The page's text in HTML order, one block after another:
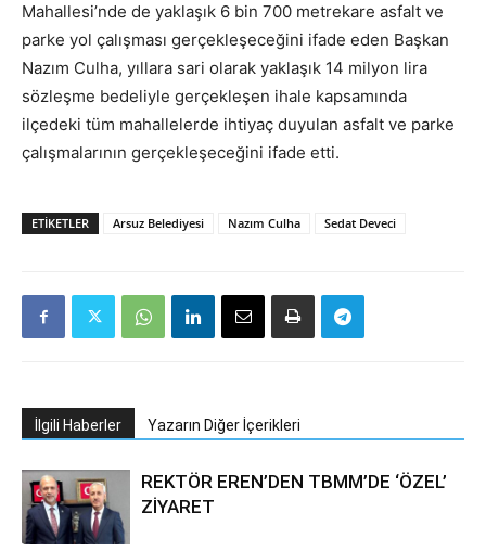
Mahallesi’nde de yaklaşık 6 bin 700 metrekare asfalt ve
parke yol çalışması gerçekleşeceğini ifade eden Başkan
Nazım Culha, yıllara sari olarak yaklaşık 14 milyon lira
sözleşme bedeliyle gerçekleşen ihale kapsamında
ilçedeki tüm mahallelerde ihtiyaç duyulan asfalt ve parke
çalışmalarının gerçekleşeceğini ifade etti.
ETIKETLER Arsuz Belediyesi Nazım Culha Sedat Deveci
İlgili Haberler Yazarın Diğer İçerikleri
REKTÖR EREN’DEN TBMM’DE ‘ÖZEL’
ZİYARET